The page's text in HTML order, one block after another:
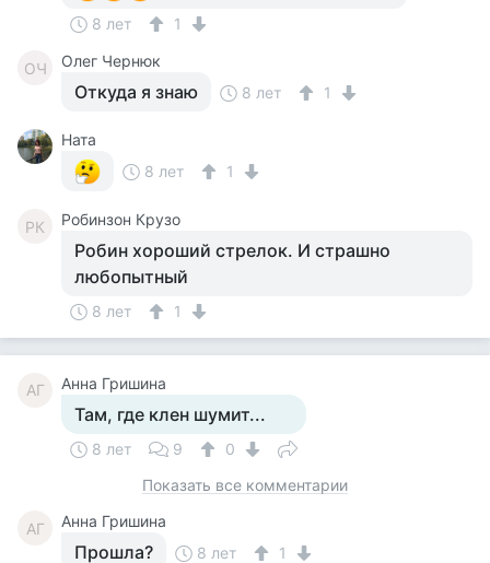
8 лет 1
ОЧ Олег Чернюк
Откуда я знаю 8 лет 1
Ната
8 лет
1
РК Робинзон Крузо
Робин хороший стрелок. И страшно
любопытный
8 лет 1
АГ Анна Гришина
Там, где клен шумит...
8 лет 9
0
Показать все комментарии
АГ Анна Гришина
Прошла? 8 лет 1